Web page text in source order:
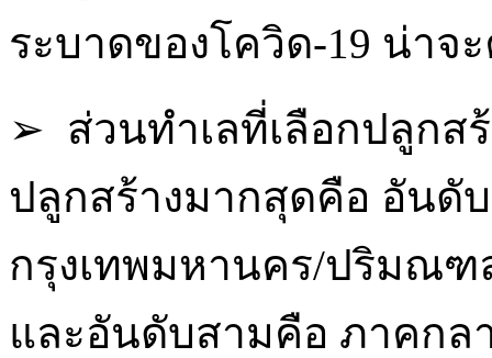
ระบาดของโควิด-19 น่าจ
➢ ส่วนทำเลที่เลือกปลูกส
ปลูกสร้างมากสุดคือ อันดั
กรุงเทพมหานคร/ปริมณฑ
และอันดับสามคือ ภาคกล